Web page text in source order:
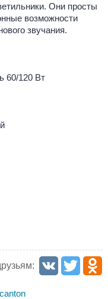
Они просты
возможности
звучания.
60/120 Вт